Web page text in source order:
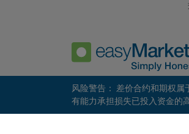
风险警告： 差价合约和期权
有能力承担损失已投入资金的